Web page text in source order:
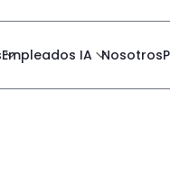
Empleados IA Nosotros